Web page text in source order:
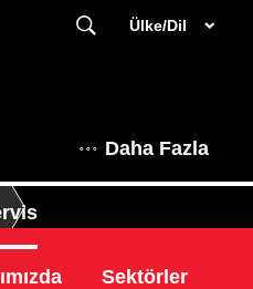
Ülke/Dil
Daha Fazla
Sektörler